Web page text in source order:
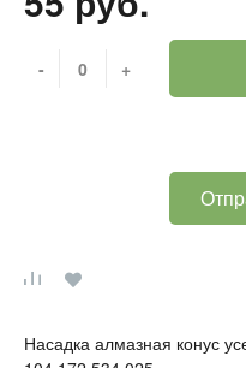
- +
Насадка алмазная конус